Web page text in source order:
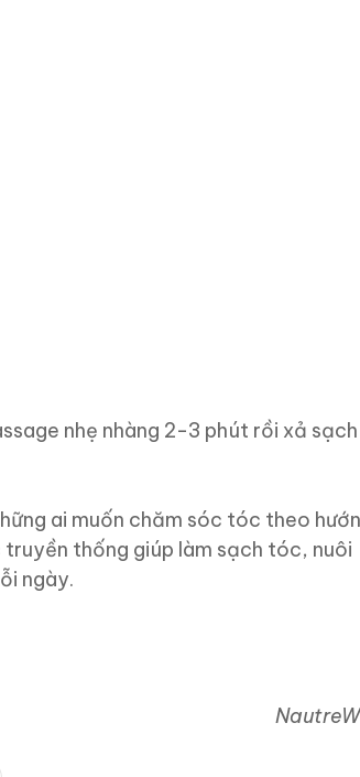
nhẹ nhàng 2-3 phút rồi xả
ai muốn chăm sóc tóc theo
thống giúp làm sạch tóc, nuôi
ngày.